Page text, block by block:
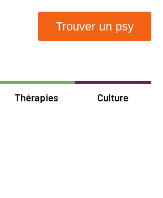
Trouver un psy
Thérapies Culture